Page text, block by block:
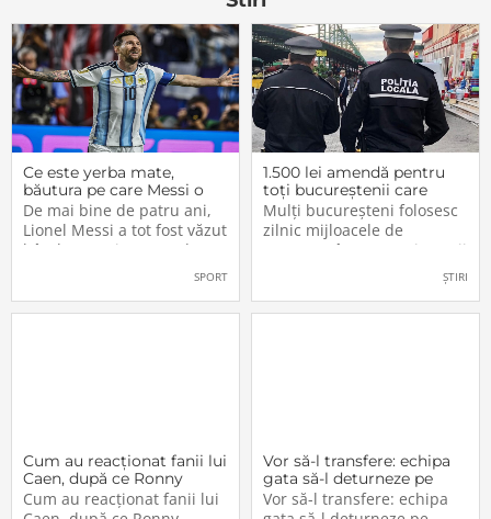
Ce este yerba mate,
băutura pe care Messi o
bea înainte de meciurile
din Campionatul Mondial
2026
De mai bine de patru ani,
Lionel Messi a tot fost văzut
bând un ceai extrem de
popular în Argentina. Este
plantă tradițională sud-
SPORT
1.500 lei amendă pentru
toți bucureștenii care
refuză să facă acest lucru
acum, în 2026.
Mulți bucureșteni folosesc
zilnic mijloacele de
transport în comun, iar unii
dintre ei călătoresc adesea
cu autobuzul sau tramvaiul
fără a plăti un bilet. Iar în
ȘTIRI
Cum au reacționat fanii lui
Caen, după ce Ronny
Labonne a fost prezentat
oficial la FCSB
Cum au reacționat fanii lui
Vor să-l transfere: echipa
gata să-l deturneze pe
Radu Drăgușin din drumul
către Juventus!
Vor să-l transfere: echipa